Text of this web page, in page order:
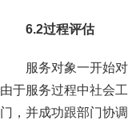
6.2过程评估
服务对象一开始
由于服务过程中社会
门，并成功跟部门协